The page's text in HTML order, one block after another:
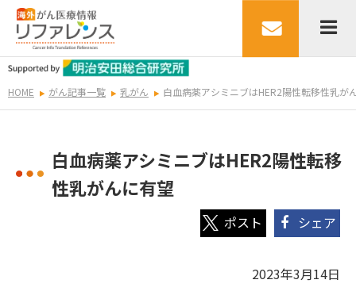
HOME がん記事一覧 乳がん 白血病薬アシミニブはHER2陽性転移性乳が
白血病薬アシミニブはHER2陽性転移
性乳がんに有望
シェア
2023年3月14日